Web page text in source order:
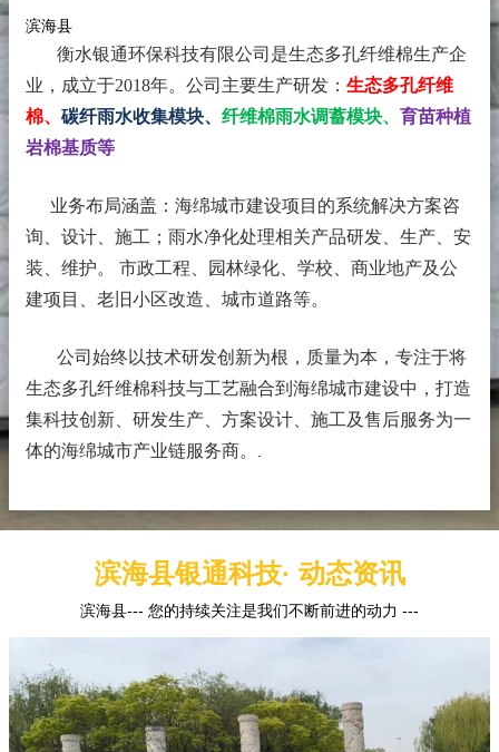
滨海县
衡水银通环保科技有限公司是生态多孔纤维棉生产企
业，成立于2018年。 公司主要生产研发： 生态多孔纤维
棉、 碳纤雨水收集模块、 纤维棉雨水调蓄模块、 育苗种植
岩棉基质等
业务布局涵盖：海绵城市建设项目的系统解决方案咨
询、设计、施工；雨水净化处理相关产品研发、生产、安
装、维护。 市政工程、园林绿化、学校、商业地产及公
建项目、老旧小区改造、城市道路等。
公司始终以技术研发创新为根，质量为本，专注于将
生态多孔纤维棉科技与工艺融合到海绵城市建设中，打造
集科技创新、研发生产、方案设计、施工及售后服务为一
体的海绵城市产业链服务商。
滨海县银通科技· 动态资讯
滨海县--- 您的持续关注是我们不断前进的动力 ---